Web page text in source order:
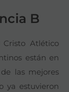
B
Atlético
están en
las mejores
ya estuvieron